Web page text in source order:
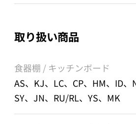
取り扱い商品
食器棚 / キッチンボード
AS、KJ、LC、CP、HM、ID、
SY、JN、RU/RL、YS、MK